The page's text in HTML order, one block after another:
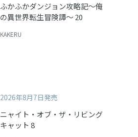
ふかふかダンジョン攻略記～俺
の異世界転生冒険譚～ 20
KAKERU
2026年8月7日発売
ニャイト・オブ・ザ・リビング
キャット 8